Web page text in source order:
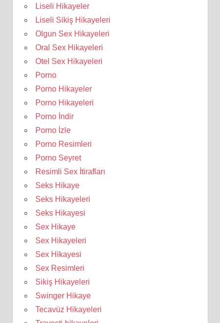
Liseli Hikayeler
Liseli Sikiş Hikayeleri
Olgun Sex Hikayeleri
Oral Sex Hikayeleri
Otel Sex Hikayeleri
Porno
Porno Hikayeler
Porno Hikayeleri
Porno İndir
Porno İzle
Porno Resimleri
Porno Seyret
Resimli Sex İtirafları
Seks Hikaye
Seks Hikayeleri
Seks Hikayesi
Sex Hikaye
Sex Hikayeleri
Sex Hikayesi
Sex Resimleri
Sikiş Hikayeleri
Swinger Hikaye
Tecavüz Hikayeleri